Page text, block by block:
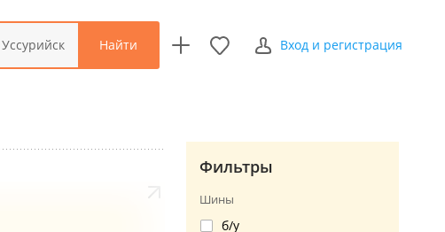
Уссурийск Найти Вход и регистрация
Фильтры
Шины
б/у